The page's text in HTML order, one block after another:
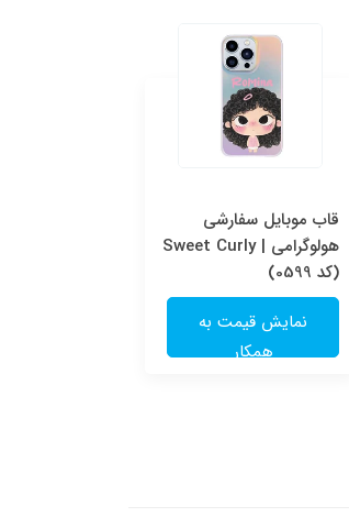
قاب موبایل سفارشی
هولوگرامی | Sweet Curly
(کد 0599)
نمایش قیمت به
همکار